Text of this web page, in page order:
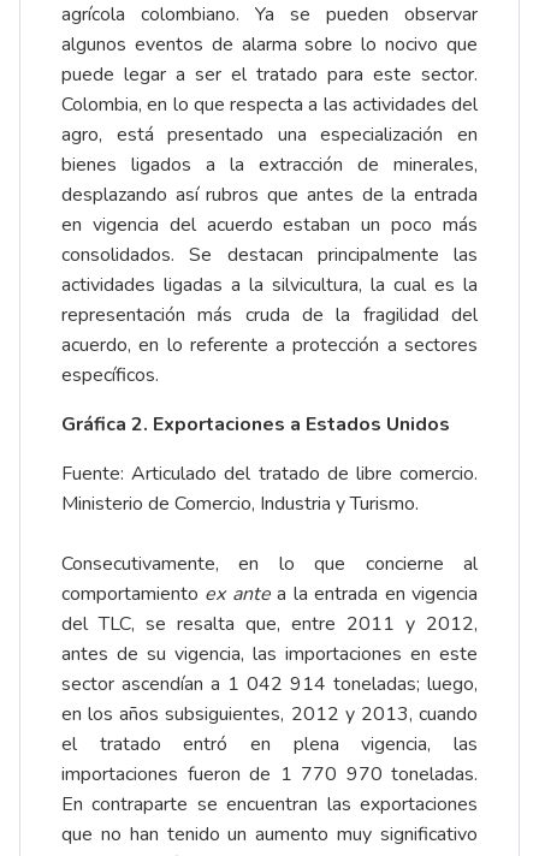
agrícola colombiano. Ya se pueden observar
algunos eventos de alarma sobre lo nocivo que
puede legar a ser el tratado para este sector.
Colombia, en lo que respecta a las actividades del
agro, está presentado una especialización en
bienes ligados a la extracción de minerales,
desplazando así rubros que antes de la entrada
en vigencia del acuerdo estaban un poco más
consolidados. Se destacan principalmente las
actividades ligadas a la silvicultura, la cual es la
representación más cruda de la fragilidad del
acuerdo, en lo referente a protección a sectores
específicos.
Gráfica 2. Exportaciones a Estados Unidos
Fuente: Articulado del tratado de libre comercio.
Ministerio de Comercio, Industria y Turismo.
Consecutivamente, en lo que concierne al
comportamiento ex antea la entrada en vigencia
del TLC, se resalta que, entre 2011 y 2012,
antes de su vigencia, las importaciones en este
sector ascendían a 1 042 914 toneladas; luego,
en los años subsiguientes, 2012 y 2013, cuando
el tratado entró en plena vigencia, las
importaciones fueron de 1 770 970 toneladas.
En contraparte se encuentran las exportaciones
que no han tenido un aumento muy significativo